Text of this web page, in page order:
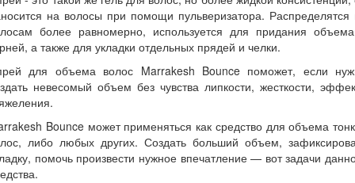
на волосы при помощи пульверизатора. Распределятся
более равномерно, используется для придания
а также для укладки отдельных прядей и челки.
для объема волос Marrakesh Bounce поможет, если
невесомый объем без чувства липкости, жесткости,
Bounce может применяться как средство для объема
либо любых других. Создать больший объем,
помочь произвести нужное впечатление — вот задачи